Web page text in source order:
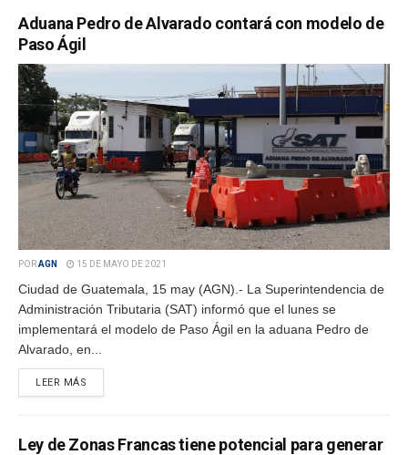
Aduana Pedro de Alvarado contará con modelo de
Paso Ágil
PORAGN 15 DE MAYO DE 2021
Ciudad de Guatemala, 15 may (AGN).- La Superintendencia de
Administración Tributaria (SAT) informó que el lunes se
implementará el modelo de Paso Ágil en la aduana Pedro de
Alvarado, en...
LEER MÁS
Ley de Zonas Francas tiene potencial para generar